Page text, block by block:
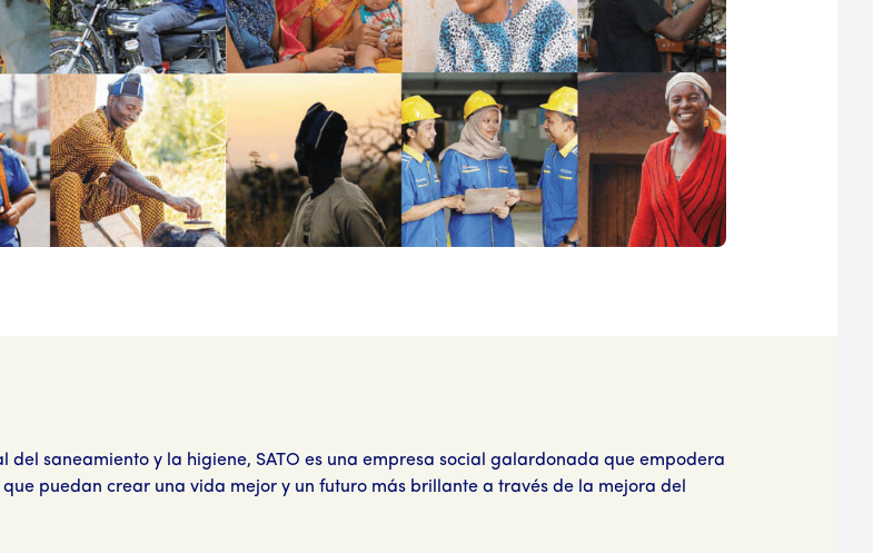
saneamiento y la higiene, SATO es una empresa social galardonada que empodera
puedan crear una vida mejor y un futuro más brillante a través de la mejora del